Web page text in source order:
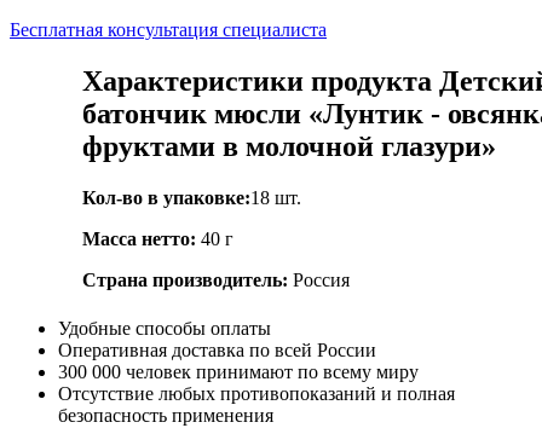
Бесплатная консультация специалиста
Характеристики продукта
батончик мюсли «Лунтик -
фруктами в молочной глазури»
Кол-во в упаковке:18 шт.
Масса нетто: 40 г
Страна производитель: Россия
Удобные способы оплаты
Оперативная доставка по всей России
300 000 человек принимают по всему миру
Отсутствие любых противопоказаний и полная
безопасность применения